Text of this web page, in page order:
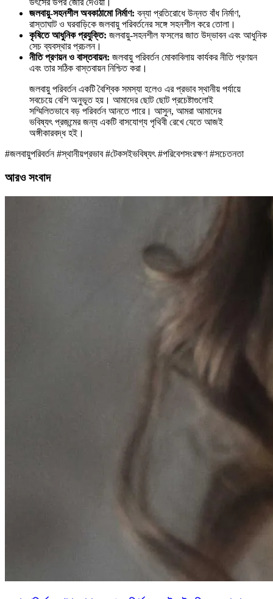
উৎসের উপর জোর দেওয়া।
জলবায়ু-সহনশীল অবকাঠামো নির্মাণ: বন্যা প্রতিরোধে উন্নত বাঁধ নির্মাণ,
রাস্তাঘাট ও ঘরবাড়িকে জলবায়ু পরিবর্তনের সঙ্গে সহনশীল করে তোলা।
কৃষিতে আধুনিক প্রযুক্তি: জলবায়ু-সহনশীল ফসলের জাত উদ্ভাবন এবং আধুনিক
সেচ ব্যবস্থার প্রচলন।
নীতি প্রণয়ন ও বাস্তবায়ন: জলবায়ু পরিবর্তন মোকাবিলায় কার্যকর নীতি প্রণয়ন
এবং তার সঠিক বাস্তবায়ন নিশ্চিত করা।
জলবায়ু পরিবর্তন একটি বৈশ্বিক সমস্যা হলেও এর প্রভাব স্থানীয় পর্যায়ে
সবচেয়ে বেশি অনুভূত হয়। আমাদের ছোট ছোট প্রচেষ্টাগুলোই
সম্মিলিতভাবে বড় পরিবর্তন আনতে পারে। আসুন, আমরা আমাদের
ভবিষ্যৎ প্রজন্মের জন্য একটি বাসযোগ্য পৃথিবী রেখে যেতে আজই
অঙ্গীকারবদ্ধ হই।
#জলবায়ুপরিবর্তন #স্থানীয়প্রভাব #টেকসইভবিষ্যৎ #পরিবেশসংরক্ষণ #সচেতনতা
আরও সংবাদ